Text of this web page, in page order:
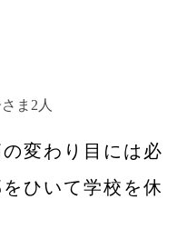
ま2人
変わり目には必
ひいて学校を休